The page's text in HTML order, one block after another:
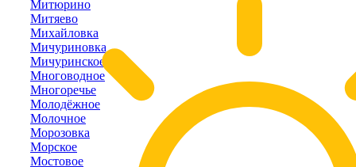
Митюрино
Митяево
Михайловка
Мичуриновка
Мичуринское
Многоводное
Многоречье
Молодёжное
Молочное
Морозовка
Морское
Мостовое